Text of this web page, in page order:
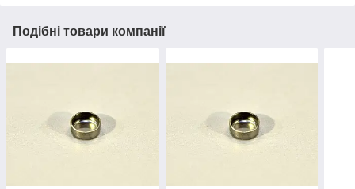
Подібні товари компанії